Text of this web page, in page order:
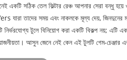
একটি সঠিক তেল ফিল্টার রেঞ্চ আপনার সেরা বন্ধু হয়ে
যারা তাদের সময় এবং নাকলকে মূল্য দেয়, জিনদুনের
নির্ভরযোগ্য টুলে বিনিয়োগ করা একটি বিকল্প নয়; এটি
আসুন জেনে নেই কেন এই টুলটি গেম-চেঞ্জার